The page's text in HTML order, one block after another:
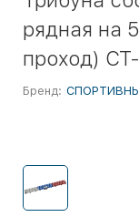
рядная на
проход)
Бренд: